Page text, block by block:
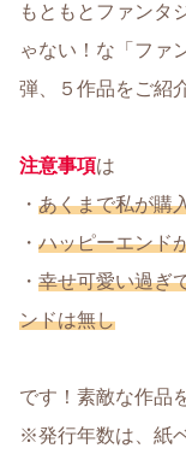
もともとファンタ
ゃない！な「ファ
弾、５作品をご紹
注意事項は
・ あくまで私が購
・ ハッピーエンド
・ 幸せ可愛い過ぎ
ンドは無し
です！素敵な作品
※発行年数は、紙